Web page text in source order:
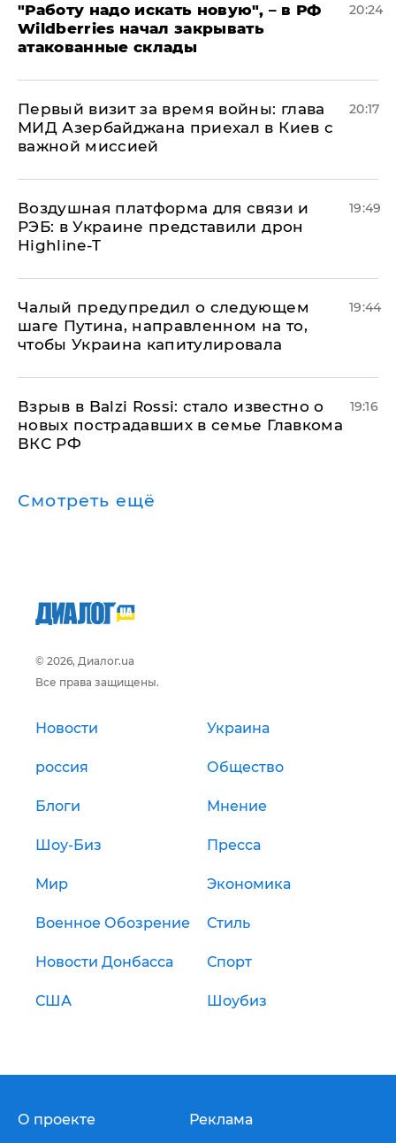
"Работу надо искать новую", – в РФ
Wildberries начал закрывать
атакованные склады
20:24
Первый визит за время войны: глава
МИД Азербайджана приехал в Киев с
важной миссией
20:17
Воздушная платформа для связи и
РЭБ: в Украине представили дрон
Highline-T
19:49
Чалый предупредил о следующем
шаге Путина, направленном на то,
чтобы Украина капитулировала
19:44
Взрыв в Balzi Rossi: стало известно о
новых пострадавших в семье Главкома
ВКС РФ
19:16
Смотреть ещё
© 2026, Диалог.ua
Все права защищены.
Новости Украина
россия Общество
Блоги Мнение
Шоу-Биз Пресса
Мир Экономика
Военное Обозрение Стиль
Новости Донбасса Спорт
США Шоубиз
О проекте Реклама